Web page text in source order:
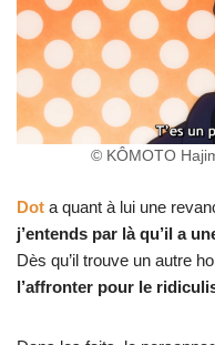
© KÔMOTO
Dot a quant à lui une
j’entends par là qu’il a
Dès qu’il trouve un autre
l’affronter pour le